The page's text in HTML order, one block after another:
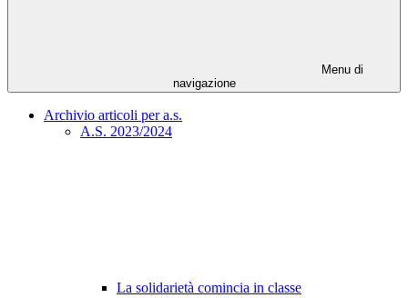
Menu di
navigazione
Archivio articoli per a.s.
A.S. 2023/2024
La solidarietà comincia in classe